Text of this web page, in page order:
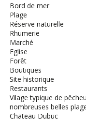
Bord de mer
Plage
Réserve naturelle
Rhumerie
Marché
Eglise
Forêt
Boutiques
Site historique
Restaurants
Vilage typique de
nombreuses belles
Chateau Dubuc